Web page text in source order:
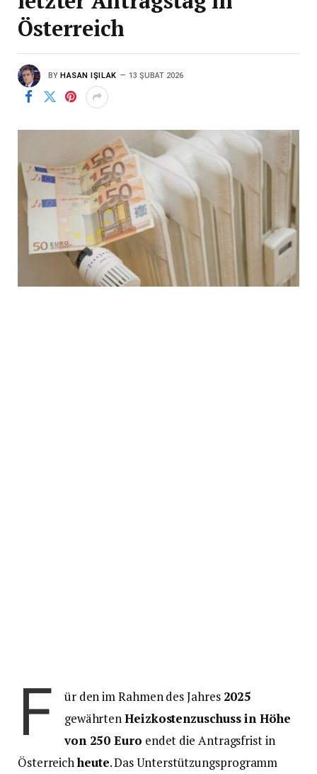
Österreich
BY HASAN IŞILAK 13 ŞUBAT 2026
F ür den im Rahmen des Jahres 2025
gewährtenHeizkostenzuschuss in Höhe
von 250 Euro endet die Antragsfrist in
Österreichheute. Das Unterstützungsprogramm